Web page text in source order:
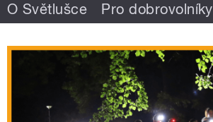
O Světlušce Pro dobrovolníky